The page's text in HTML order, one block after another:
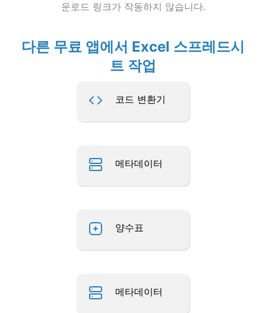
운로드 링크가 작동하지 않습니다.
다른 무료 앱에서 Excel 스프레드시
트 작업
코드 변환기
메타데이터
양수표
메타데이터